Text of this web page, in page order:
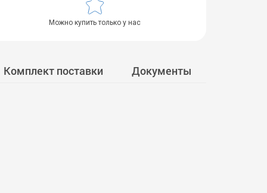
Можно купить только у нас
Комплект поставки Документы